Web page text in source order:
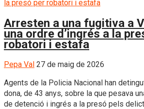
Arresten a una fugitiva a
una ordre d’ingrés a la
robatori i estafa
Pepa Val 27 de maig de 2026
Agents de la Policia Nacional han
dona, de 43 anys, sobre la que pesava
de detenció i ingrés a la presó pels